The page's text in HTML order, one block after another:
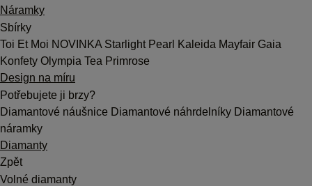
Náramky
Sbírky
Toi Et Moi NOVINKA Starlight Pearl Kaleida Mayfair Gaia
Konfety Olympia Tea Primrose
Design na míru
Potřebujete ji brzy?
Diamantové náušnice Diamantové náhrdelníky Diamantové
náramky
Diamanty
Zpět
Volné diamanty